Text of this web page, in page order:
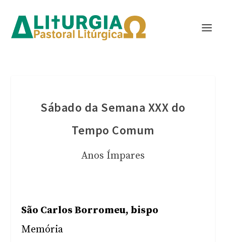
Sábado da Semana XXX do
Tempo Comum
Anos Ímpares
São Carlos Borromeu, bispo
Memória